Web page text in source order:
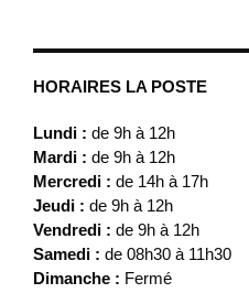
HORAIRES LA POSTE
Lundi : de 9h à 12h
Mardi : de 9h à 12h
Mercredi : de 14h à 17h
Jeudi : de 9h à 12h
Vendredi : de 9h à 12h
Samedi : de 08h30 à 11h30
Dimanche : Fermé